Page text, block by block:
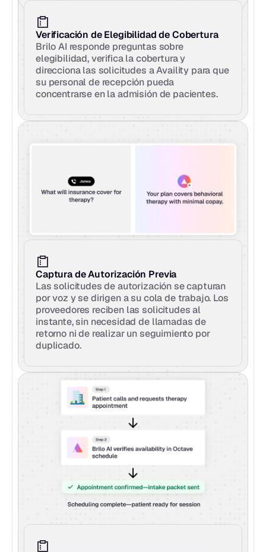
Verificación de Elegibilidad de Cobertura
Brilo AI responde preguntas sobre
elegibilidad, verifica la cobertura y
direcciona las solicitudes a Availity para que
su personal de recepción pueda
concentrarse en la admisión de pacientes.
Captura de Autorización Previa
Las solicitudes de autorización se capturan
por voz y se dirigen a su cola de trabajo. Los
proveedores reciben las solicitudes al
instante, sin necesidad de llamadas de
retorno ni de realizar un seguimiento por
duplicado.